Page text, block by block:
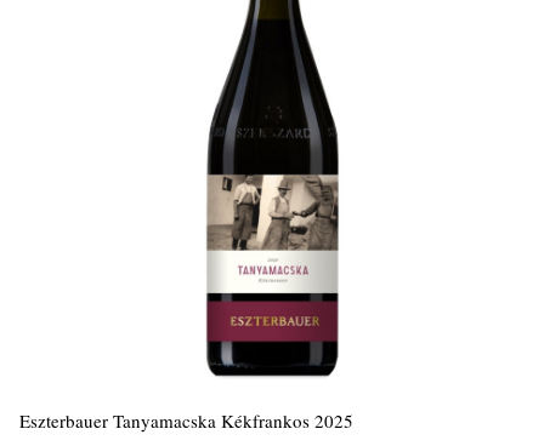
Eszterbauer Tanyamacska Kékfrankos 2025